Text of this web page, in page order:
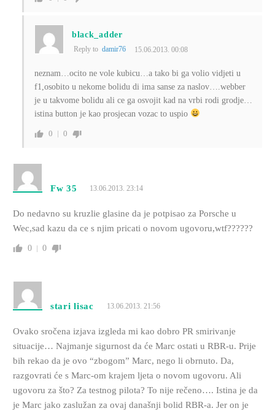
black_adder
Reply to damir76 15.06.2013. 00:08
neznam…ocito ne vole kubicu…a tako bi ga volio vidjeti u
f1,osobito u nekome bolidu di ima sanse za naslov….webber
je u takvome bolidu ali ce ga osvojit kad na vrbi rodi grodje…
istina button je kao prosjecan vozac to uspio
0 0
Fw 35 13.06.2013. 23:14
Do nedavno su kruzlie glasine da je potpisao za Porsche u
Wec,sad kazu da ce s njim pricati o novom ugovoru,wtf??????
0 0
stari lisac 13.06.2013. 21:56
Ovako sročena izjava izgleda mi kao dobro PR smirivanje
situacije… Najmanje sigurnost da će Marc ostati u RBR-u. Prije
bih rekao da je ovo “zbogom” Marc, nego li obrnuto. Da,
razgovrati će s Marc-om krajem ljeta o novom ugovoru. Ali
ugovoru za što? Za testnog pilota? To nije rečeno…. Istina je da
je Marc jako zaslužan za ovaj današnji bolid RBR-a. Jer on je